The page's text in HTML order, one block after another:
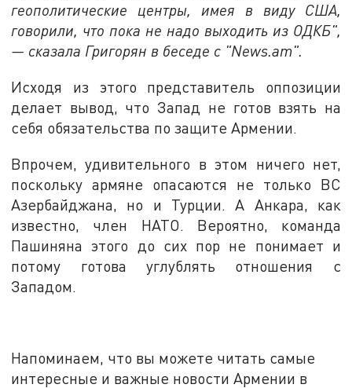
геополитические центры, имея в виду США,
говорили, что пока не надо выходить из ОДКБ",
— сказала Григорян в беседе с "News.am".
Исходя из этого представитель оппозиции
делает вывод, что Запад не готов взять на
себя обязательства по защите Армении.
Впрочем, удивительного в этом ничего нет,
поскольку армяне опасаются не только ВС
Азербайджана, но и Турции. А Анкара, как
известно, член НАТО. Вероятно, команда
Пашиняна этого до сих пор не понимает и
потому готова углублять отношения с
Западом.
Напоминаем, что вы можете читать самые
интересные и важные новости Армении в